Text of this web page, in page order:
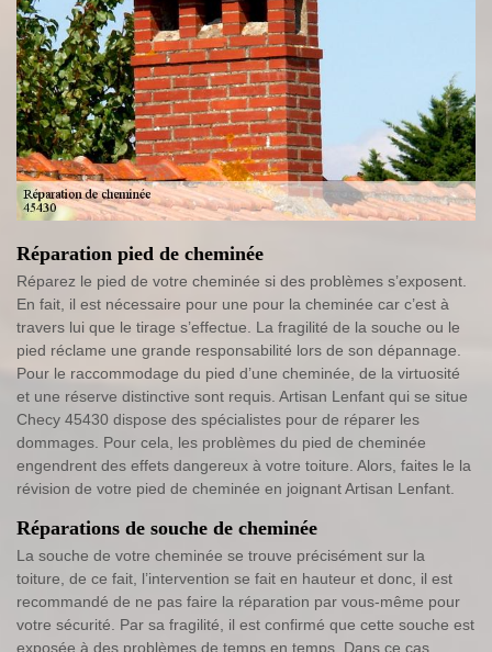
Réparation pied de cheminée
Réparez le pied de votre cheminée si des problèmes s’exposent.
En fait, il est nécessaire pour une pour la cheminée car c’est à
travers lui que le tirage s’effectue. La fragilité de la souche ou le
pied réclame une grande responsabilité lors de son dépannage.
Pour le raccommodage du pied d’une cheminée, de la virtuosité
et une réserve distinctive sont requis. Artisan Lenfant qui se situe
Checy 45430 dispose des spécialistes pour de réparer les
dommages. Pour cela, les problèmes du pied de cheminée
engendrent des effets dangereux à votre toiture. Alors, faites le la
révision de votre pied de cheminée en joignant Artisan Lenfant.
Réparations de souche de cheminée
La souche de votre cheminée se trouve précisément sur la
toiture, de ce fait, l’intervention se fait en hauteur et donc, il est
recommandé de ne pas faire la réparation par vous-même pour
votre sécurité. Par sa fragilité, il est confirmé que cette souche est
exposée à des problèmes de temps en temps. Dans ce cas,